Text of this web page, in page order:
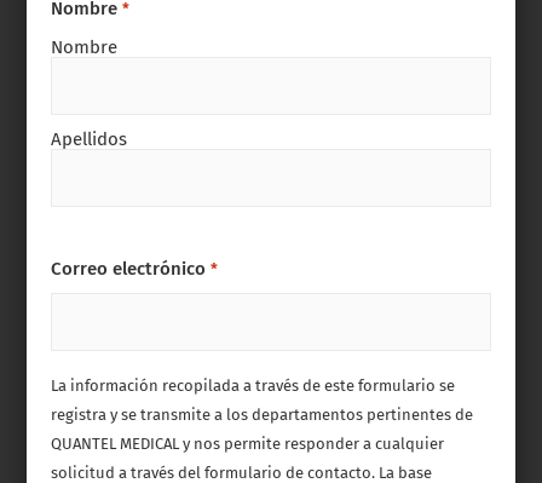
Nombre *
Nombre
Apellidos
La información recopilada a través de este formulario se
registra y se transmite a los departamentos pertinentes de
QUANTEL MEDICAL y nos permite responder a cualquier
solicitud a través del formulario de contacto. La base
Correo electrónico *